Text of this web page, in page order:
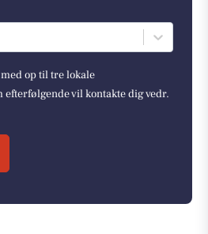
op til tre lokale
vil kontakte dig vedr.